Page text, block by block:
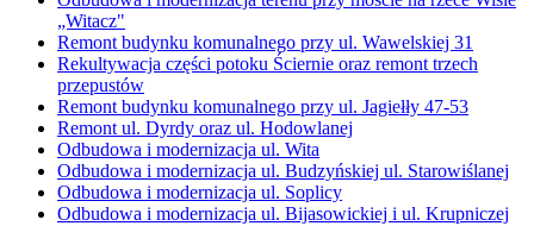
„Witacz"
Remont budynku komunalnego przy ul. Wawelskiej 31
Rekultywacja części potoku Ściernie oraz remont trzech
przepustów
Remont budynku komunalnego przy ul. Jagiełły 47-53
Remont ul. Dyrdy oraz ul. Hodowlanej
Odbudowa i modernizacja ul. Wita
Odbudowa i modernizacja ul. Budzyńskiej ul. Starowiślanej
Odbudowa i modernizacja ul. Soplicy
Odbudowa i modernizacja ul. Bijasowickiej i ul. Krupniczej